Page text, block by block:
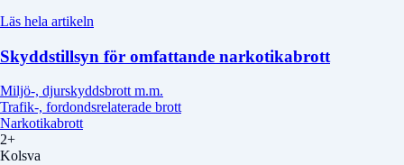
Läs hela artikeln
Skyddstillsyn för omfattande narkotikabrott
Miljö-, djurskyddsbrott m.m.
Trafik-, fordondsrelaterade brott
Narkotikabrott
2+
Kolsva